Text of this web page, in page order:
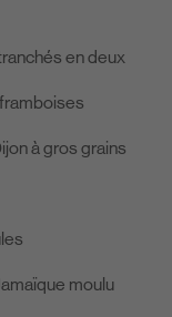
en deux
à gros grains
moulu